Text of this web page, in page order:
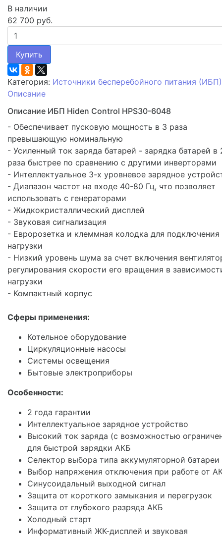
В наличии
62 700 руб.
Купить
Категория: Источники бесперебойного питания (ИБП)
Описание
Описание ИБП Hiden Control HPS30-6048
- Обеспечивает пусковую мощность в 3 раза
превышающую номинальную
- Усиленный ток заряда батарей - зарядка батарей в
раза быстрее по сравнению с другими инверторами
- Интеллектуальное 3-х уровневое зарядное
- Диапазон частот на входе 40-80 Гц, что позволяет
использовать с генераторами
- Жидкокристаллический дисплей
- Звуковая сигнализация
- Евророзетка и клеммная колодка для подключения
нагрузки
- Низкий уровень шума за счет включения
регулирования скорости его вращения в
нагрузки
- Компактный корпус
Сферы применения:
Котельное оборудование
Циркуляционные насосы
Системы освещения
Бытовые электроприборы
Особенности:
2 года гарантии
Интеллектуальное зарядное устройство
Высокий ток заряда (с возможностью
для быстрой зарядки АКБ
Селектор выбора типа аккумуляторной батареи
Выбор напряжения отключения при работе от
Синусоидальный выходной сигнал
Защита от короткого замыкания и перегрузок
Защита от глубокого разряда АКБ
Холодный старт
Информативный ЖК-дисплей и звуковая